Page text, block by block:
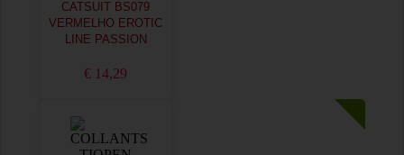
CATSUIT BS079
VERMELHO EROTIC
LINE PASSION
€ 14,29